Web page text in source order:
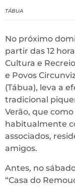
TÁBUA
No próximo
partir das 12
Cultura e
e Povos
(Tábua), leva a
tradicional
Verão, que
habitualmente
associados,
amigos.
Antes, no
“Casa do